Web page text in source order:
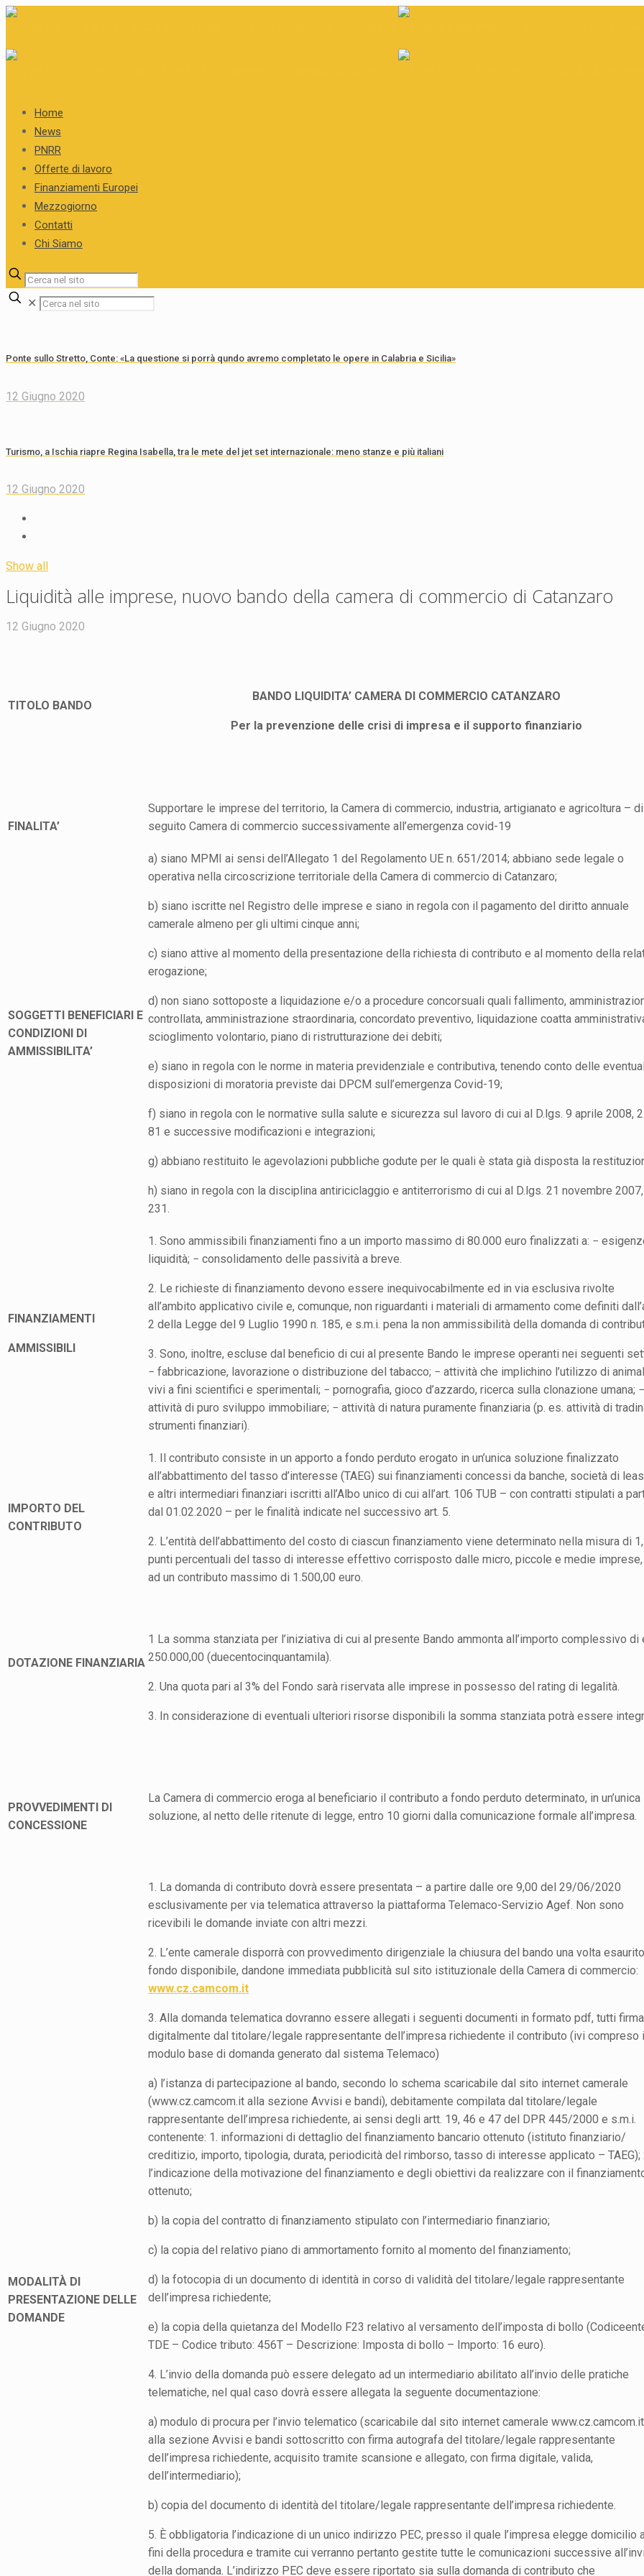
Home
News
PNRR
Offerte di lavoro
Finanziamenti Europei
Mezzogiorno
Contatti
Chi Siamo
✕
Ponte sullo Stretto, Conte: «La questione si porrà qundo avremo completato le opere in Calabria e Sicilia»
12 Giugno 2020
Turismo, a Ischia riapre Regina Isabella, tra le mete del jet set internazionale: meno stanze e più italiani
12 Giugno 2020
Show all
Liquidità alle imprese, nuovo bando della camera di commercio di Catanzaro
12 Giugno 2020
TITOLO BANDO
BANDO LIQUIDITA’ CAMERA DI COMMERCIO CATANZARO
Per la prevenzione delle crisi di impresa e il supporto finanziario
FINALITA’
Supportare le imprese del territorio, la Camera di commercio, industria, artigianato e agricoltura – di
seguito Camera di commercio successivamente all’emergenza covid-19
SOGGETTI BENEFICIARI E
CONDIZIONI DI
AMMISSIBILITA’
a) siano MPMI ai sensi dell’Allegato 1 del Regolamento UE n. 651/2014; abbiano sede legale o
operativa nella circoscrizione territoriale della Camera di commercio di Catanzaro;
b) siano iscritte nel Registro delle imprese e siano in regola con il pagamento del diritto annuale
camerale almeno per gli ultimi cinque anni;
c) siano attive al momento della presentazione della richiesta di contributo e al momento della
erogazione;
d) non siano sottoposte a liquidazione e/o a procedure concorsuali quali fallimento,
controllata, amministrazione straordinaria, concordato preventivo, liquidazione coatta
scioglimento volontario, piano di ristrutturazione dei debiti;
e) siano in regola con le norme in materia previdenziale e contributiva, tenendo conto delle
disposizioni di moratoria previste dai DPCM sull’emergenza Covid-19;
f) siano in regola con le normative sulla salute e sicurezza sul lavoro di cui al D.lgs. 9 aprile 2008, 2
81 e successive modificazioni e integrazioni;
g) abbiano restituito le agevolazioni pubbliche godute per le quali è stata già disposta la
h) siano in regola con la disciplina antiriciclaggio e antiterrorismo di cui al D.lgs. 21 novembre 2007,
231.
FINANZIAMENTI
AMMISSIBILI
1. Sono ammissibili finanziamenti fino a un importo massimo di 80.000 euro finalizzati a: −
liquidità; − consolidamento delle passività a breve.
2. Le richieste di finanziamento devono essere inequivocabilmente ed in via esclusiva rivolte
all’ambito applicativo civile e, comunque, non riguardanti i materiali di armamento come definiti
2 della Legge del 9 Luglio 1990 n. 185, e s.m.i. pena la non ammissibilità della domanda di
3. Sono, inoltre, escluse dal beneficio di cui al presente Bando le imprese operanti nei seguenti
− fabbricazione, lavorazione o distribuzione del tabacco; − attività che implichino l’utilizzo di
vivi a fini scientifici e sperimentali; − pornografia, gioco d’azzardo, ricerca sulla clonazione umana; −
attività di puro sviluppo immobiliare; − attività di natura puramente finanziaria (p. es. attività di
strumenti finanziari).
IMPORTO DEL
CONTRIBUTO
1. Il contributo consiste in un apporto a fondo perduto erogato in un’unica soluzione finalizzato
all’abbattimento del tasso d’interesse (TAEG) sui finanziamenti concessi da banche, società di
e altri intermediari finanziari iscritti all’Albo unico di cui all’art. 106 TUB – con contratti stipulati a
dal 01.02.2020 – per le finalità indicate nel successivo art. 5.
2. L’entità dell’abbattimento del costo di ciascun finanziamento viene determinato nella misura di
punti percentuali del tasso di interesse effettivo corrisposto dalle micro, piccole e medie
ad un contributo massimo di 1.500,00 euro.
DOTAZIONE FINANZIARIA
1 La somma stanziata per l’iniziativa di cui al presente Bando ammonta all’importo complessivo di
250.000,00 (duecentocinquantamila).
2. Una quota pari al 3% del Fondo sarà riservata alle imprese in possesso del rating di legalità.
3. In considerazione di eventuali ulteriori risorse disponibili la somma stanziata potrà essere
PROVVEDIMENTI DI
CONCESSIONE
La Camera di commercio eroga al beneficiario il contributo a fondo perduto determinato, in un’unica
soluzione, al netto delle ritenute di legge, entro 10 giorni dalla comunicazione formale all’impresa.
MODALITÀ DI
PRESENTAZIONE DELLE
DOMANDE
1. La domanda di contributo dovrà essere presentata – a partire dalle ore 9,00 del 29/06/2020
esclusivamente per via telematica attraverso la piattaforma Telemaco-Servizio Agef. Non sono
ricevibili le domande inviate con altri mezzi.
2. L’ente camerale disporrà con provvedimento dirigenziale la chiusura del bando una volta
fondo disponibile, dandone immediata pubblicità sul sito istituzionale della Camera di commercio:
www.cz.camcom.it
3. Alla domanda telematica dovranno essere allegati i seguenti documenti in formato pdf, tutti
digitalmente dal titolare/legale rappresentante dell’impresa richiedente il contributo (ivi compreso
modulo base di domanda generato dal sistema Telemaco)
a) l’istanza di partecipazione al bando, secondo lo schema scaricabile dal sito internet camerale
(www.cz.camcom.it alla sezione Avvisi e bandi), debitamente compilata dal titolare/legale
rappresentante dell’impresa richiedente, ai sensi degli artt. 19, 46 e 47 del DPR 445/2000 e s.m.i.
contenente: 1. informazioni di dettaglio del finanziamento bancario ottenuto (istituto finanziario/
creditizio, importo, tipologia, durata, periodicità del rimborso, tasso di interesse applicato – TAEG);
l’indicazione della motivazione del finanziamento e degli obiettivi da realizzare con il
ottenuto;
b) la copia del contratto di finanziamento stipulato con l’intermediario finanziario;
c) la copia del relativo piano di ammortamento fornito al momento del finanziamento;
d) la fotocopia di un documento di identità in corso di validità del titolare/legale rappresentante
dell’impresa richiedente;
e) la copia della quietanza del Modello F23 relativo al versamento dell’imposta di bollo
TDE – Codice tributo: 456T – Descrizione: Imposta di bollo – Importo: 16 euro).
4. L’invio della domanda può essere delegato ad un intermediario abilitato all’invio delle pratiche
telematiche, nel qual caso dovrà essere allegata la seguente documentazione:
a) modulo di procura per l’invio telematico (scaricabile dal sito internet camerale
alla sezione Avvisi e bandi sottoscritto con firma autografa del titolare/legale rappresentante
dell’impresa richiedente, acquisito tramite scansione e allegato, con firma digitale, valida,
dell’intermediario);
b) copia del documento di identità del titolare/legale rappresentante dell’impresa richiedente.
5. È obbligatoria l’indicazione di un unico indirizzo PEC, presso il quale l’impresa elegge domicilio
fini della procedura e tramite cui verranno pertanto gestite tutte le comunicazioni successive
della domanda. L’indirizzo PEC deve essere riportato sia sulla domanda di contributo che